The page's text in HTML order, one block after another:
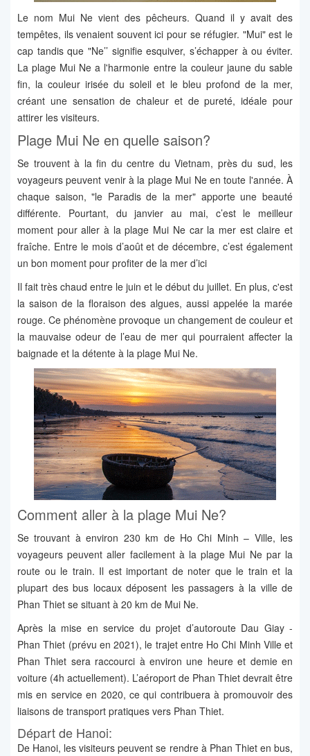
Le nom Mui Ne vient des pêcheurs. Quand il y avait des
tempêtes, ils venaient souvent ici pour se réfugier. "Mui" est le
cap tandis que "Ne’’ signifie esquiver, s’échapper à ou éviter.
La plage Mui Ne a l'harmonie entre la couleur jaune du sable
fin, la couleur irisée du soleil et le bleu profond de la mer,
créant une sensation de chaleur et de pureté, idéale pour
attirer les visiteurs.
Plage Mui Ne en quelle saison?
Se trouvent à la fin du centre du Vietnam, près du sud, les
voyageurs peuvent venir à la plage Mui Ne en toute l'année. À
chaque saison, "le Paradis de la mer" apporte une beauté
différente. Pourtant, du janvier au mai, c’est le meilleur
moment pour aller à la plage Mui Ne car la mer est claire et
fraîche. Entre le mois d’août et de décembre, c’est également
un bon moment pour profiter de la mer d’ici
Il fait très chaud entre le juin et le début du juillet. En plus, c'est
la saison de la floraison des algues, aussi appelée la marée
rouge. Ce phénomène provoque un changement de couleur et
la mauvaise odeur de l’eau de mer qui pourraient affecter la
baignade et la détente à la plage Mui Ne.
Comment aller à la plage Mui Ne?
Se trouvant à environ 230 km de Ho Chi Minh – Ville, les
voyageurs peuvent aller facilement à la plage Mui Ne par la
route ou le train. Il est important de noter que le train et la
plupart des bus locaux déposent les passagers à la ville de
Phan Thiet se situant à 20 km de Mui Ne.
Après la mise en service du projet d’autoroute Dau Giay -
Phan Thiet (prévu en 2021), le trajet entre Ho Chi Minh Ville et
Phan Thiet sera raccourci à environ une heure et demie en
voiture (4h actuellement). L’aéroport de Phan Thiet devrait être
mis en service en 2020, ce qui contribuera à promouvoir des
liaisons de transport pratiques vers Phan Thiet.
Départ de Hanoi:
De Hanoi, les visiteurs peuvent se rendre à Phan Thiet en bus,